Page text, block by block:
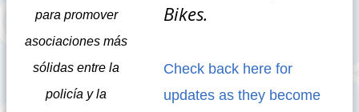
para promover
asociaciones más
sólidas entre la
policía y la
Bikes.
Check back here for
updates as they become